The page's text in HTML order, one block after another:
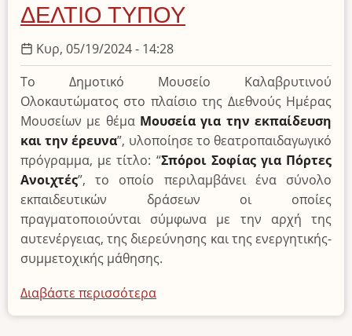
ΔΕΛΤΙΟ ΤΥΠΟΥ
Κυρ, 05/19/2024 - 14:28
Το Δημοτικό Μουσείο Καλαβρυτινού
Ολοκαυτώματος στο πλαίσιο της Διεθνούς Ημέρας
Μουσείων με θέμα Μουσεία για την εκπαίδευση
και την έρευνα”, υλοποίησε το θεατροπαιδαγωγικό
πρόγραμμα, με τίτλο: “Σπόροι Σοφίας για Πόρτες
Ανοιχτές”, το οποίο περιλαμβάνει ένα σύνολο
εκπαιδευτικών δράσεων οι οποίες
πραγματοποιούνται σύμφωνα με την αρχή της
αυτενέργειας, της διερεύνησης και της ενεργητικής-
συμμετοχικής μάθησης.
Διαβάστε περισσότερα
το